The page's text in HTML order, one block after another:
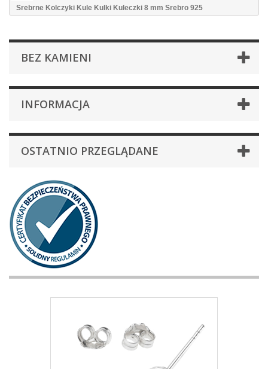
Srebrne Kolczyki Kule Kulki Kuleczki 8 mm Srebro 925
BEZ KAMIENI
INFORMACJA
OSTATNIO PRZEGLĄDANE